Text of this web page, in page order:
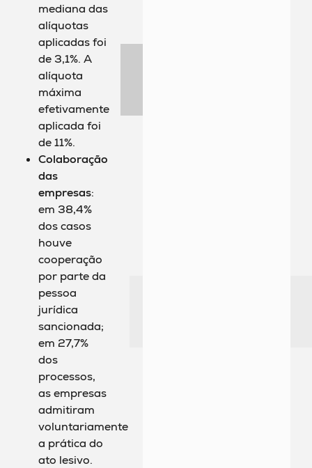
mediana das
alíquotas
aplicadas foi
de 3,1%. A
alíquota
máxima
efetivamente
aplicada foi
de 11%.
Colaboração
das
empresas:
em 38,4%
dos casos
houve
cooperação
por parte da
pessoa
jurídica
sancionada;
em 27,7%
dos
processos,
as empresas
admitiram
voluntariamente
a prática do
ato lesivo.